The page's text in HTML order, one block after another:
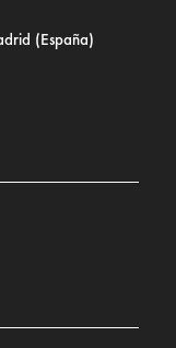
(España)